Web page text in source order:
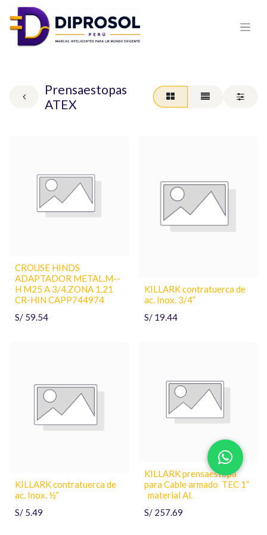
Prensaestopas
ATEX
CROUSE HINDS
ADAPTADOR METAL.M--
H M25 A 3/4.ZONA 1.21
CR-HIN CAPP744974
S/ 59.54
KILLARK contratuerca de
ac. Inox. 3/4”
S/ 19.44
KILLARK contratuerca de
ac. Inox. ½”
S/ 5.49
KILLARK prensaestopa
para Cable armado TEC 1”
material Al.
S/ 257.69